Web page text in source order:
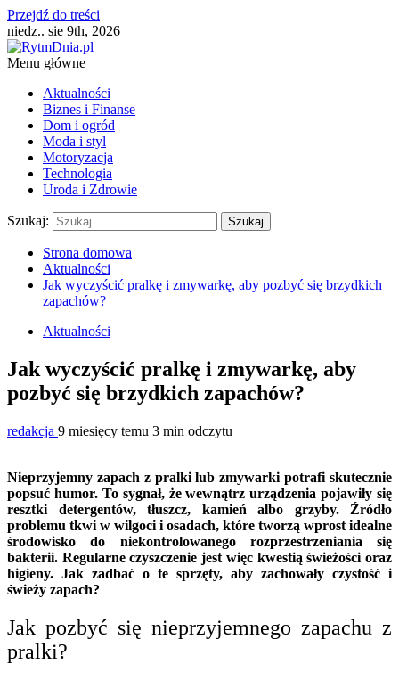
Przejdź do treści
niedz.. sie 9th, 2026
Menu główne
Aktualności
Biznes i Finanse
Dom i ogród
Moda i styl
Motoryzacja
Technologia
Uroda i Zdrowie
Szukaj:
Strona domowa
Aktualności
Jak wyczyścić pralkę i zmywarkę, aby pozbyć się brzydkich
zapachów?
Aktualności
Jak wyczyścić pralkę i zmywarkę, aby
pozbyć się brzydkich zapachów?
redakcja 9 miesięcy temu 3 min odczytu
Nieprzyjemny zapach z pralki lub zmywarki potrafi skutecznie
popsuć humor. To sygnał, że wewnątrz urządzenia pojawiły się
resztki detergentów, tłuszcz, kamień albo grzyby. Źródło
problemu tkwi w wilgoci i osadach, które tworzą wprost idealne
środowisko do niekontrolowanego rozprzestrzeniania się
bakterii. Regularne czyszczenie jest więc kwestią świeżości oraz
higieny. Jak zadbać o te sprzęty, aby zachowały czystość i
świeży zapach?
Jak pozbyć się nieprzyjemnego zapachu z
pralki?